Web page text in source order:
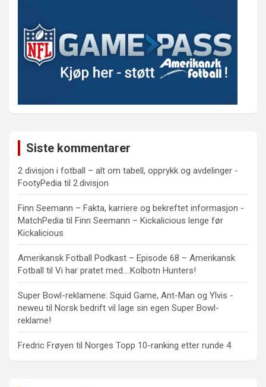
Siste kommentarer
2 divisjon i fotball – alt om tabell, opprykk og avdelinger -
FootyPedia til 2.divisjon
Finn Seemann – Fakta, karriere og bekreftet informasjon -
MatchPedia til Finn Seemann – Kickalicious lenge før
Kickalicious
Amerikansk Fotball Podkast – Episode 68 – Amerikansk
Fotball til Vi har pratet med….Kolbotn Hunters!
Super Bowl-reklamene: Squid Game, Ant-Man og Ylvis -
neweu til Norsk bedrift vil lage sin egen Super Bowl-
reklame!
Fredric Frøyen til Norges Topp 10-ranking etter runde 4